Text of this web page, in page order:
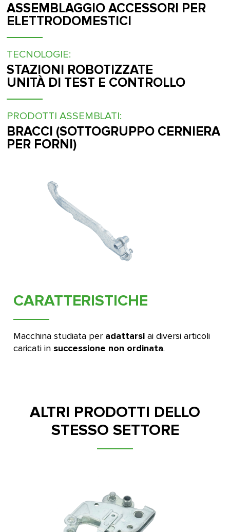
ASSEMBLAGGIO ACCESSORI PER
ELETTRODOMESTICI
TECNOLOGIE:
STAZIONI ROBOTIZZATE
UNITÀ DI TEST E CONTROLLO
PRODOTTI ASSEMBLATI:
BRACCI (SOTTOGRUPPO CERNIERA
PER FORNI)
CARATTERISTICHE
Macchina studiata per adattarsi ai diversi articoli
caricati insuccessione non ordinata.
ALTRI PRODOTTI DELLO
STESSO SETTORE